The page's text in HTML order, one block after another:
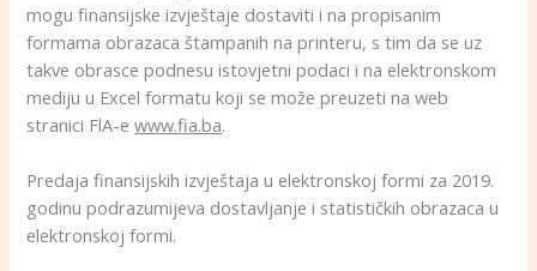
mogu finansijske izvještaje dostaviti i na propisanim
formama obrazaca štampanih na printeru, s tim da se uz
takve obrasce podnesu istovjetni podaci i na elektronskom
mediju u Excel formatu koji se može preuzeti na web
stranici FlA-ewww.fia.ba.
Predaja finansijskih izvještaja u elektronskoj formi za 2019.
godinu podrazumijeva dostavljanje i statističkih obrazaca u
elektronskoj formi.